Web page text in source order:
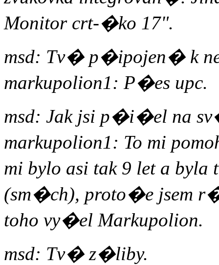
Monitor crt-�ko 17".
msd: Tv� p�ipojen� k
markupolion1: P�es upc.
msd: Jak jsi p�i�el na
markupolion1: To mi
mi bylo asi tak 9 let a
(sm�ch), proto�e jsem
toho vy�el Markupolion.
msd: Tv� z�liby.